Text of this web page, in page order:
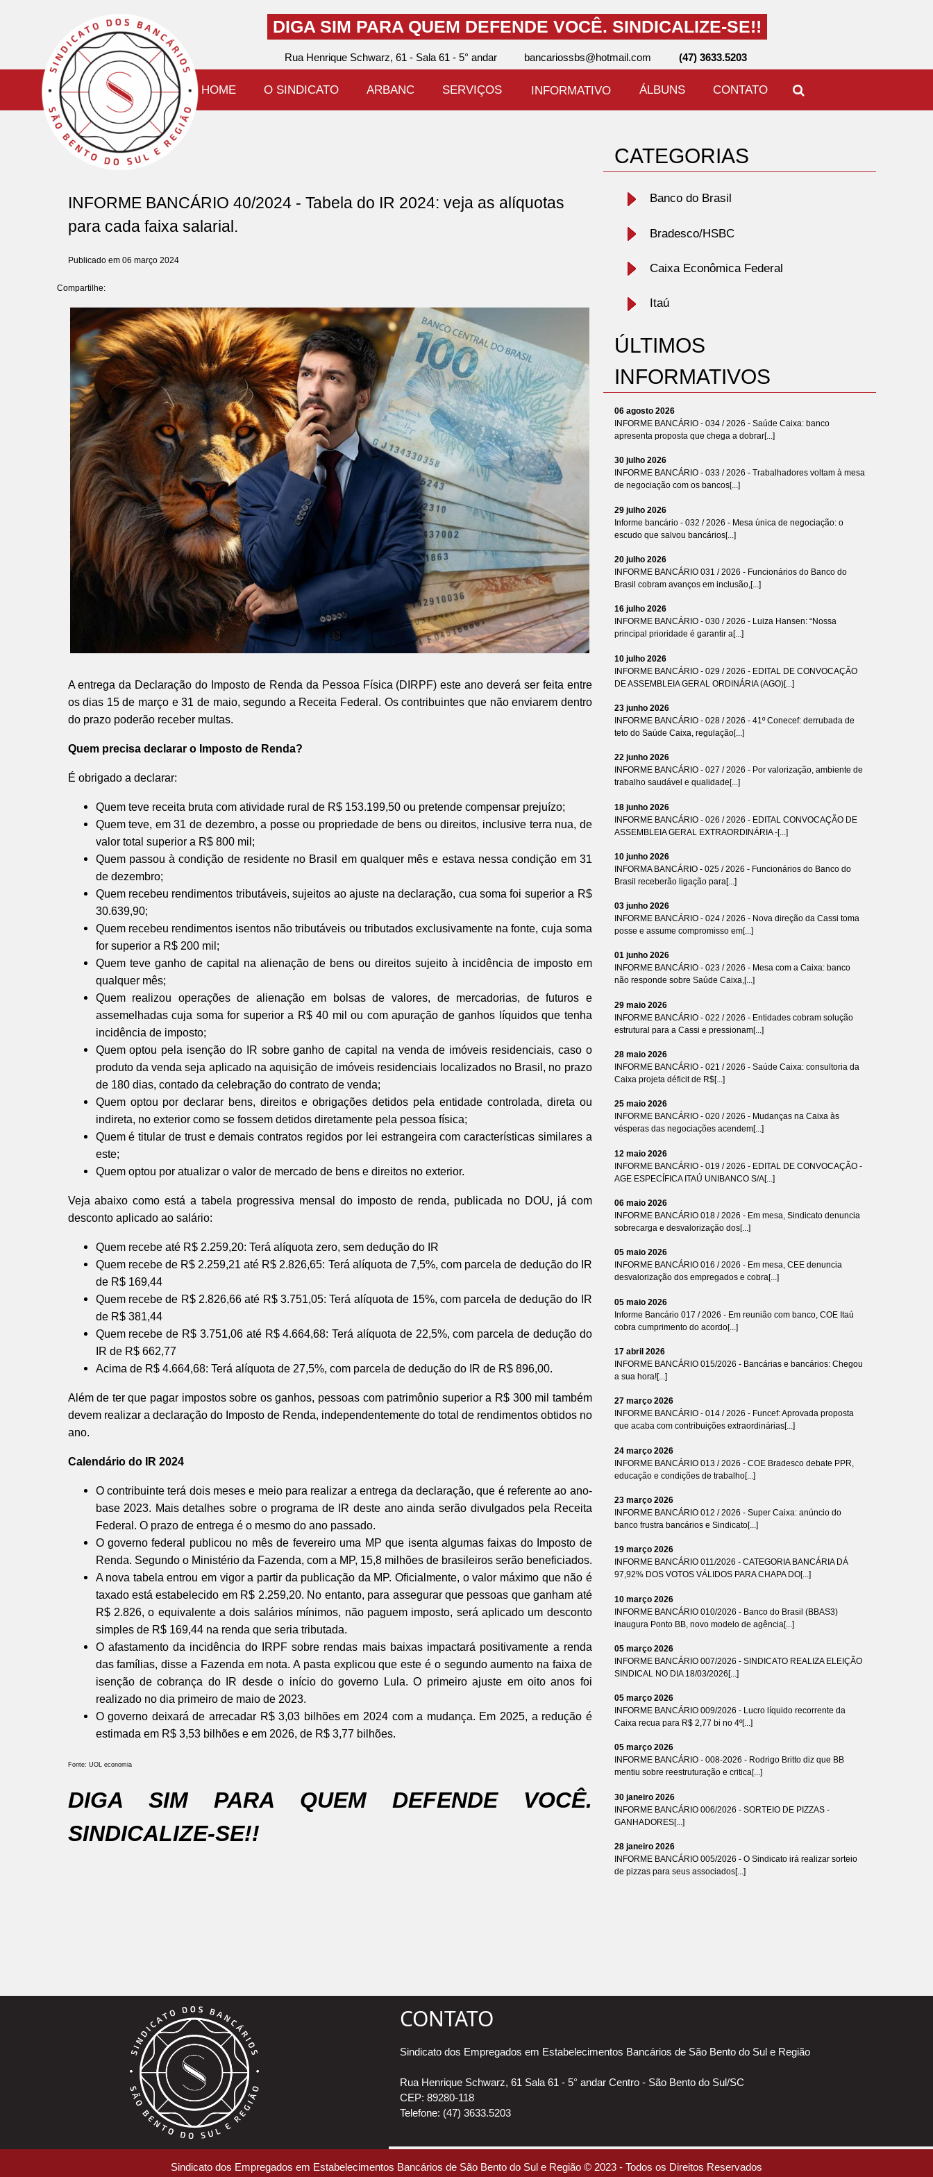
DIGA SIM PARA QUEM DEFENDE VOCÊ. SINDICALIZE-SE!!
Rua Henrique Schwarz, 61 - Sala 61 - 5° andar bancariossbs@hotmail.com (47) 3633.5203
HOME O SINDICATO ARBANC SERVIÇOS INFORMATIVO ÁLBUNS CONTATO
INFORME BANCÁRIO 40/2024 - Tabela do IR 2024: veja as alíquotas
para cada faixa salarial.
Publicado em 06 março 2024
Compartilhe:
A entrega da Declaração do Imposto de Renda da Pessoa Física (DIRPF) este ano deverá ser feita entre
os dias 15 de março e 31 de maio, segundo a Receita Federal. Os contribuintes que não enviarem dentro
do prazo poderão receber multas.
Quem precisa declarar o Imposto de Renda?
É obrigado a declarar:
Quem teve receita bruta com atividade rural de R$ 153.199,50 ou pretende compensar prejuízo;
Quem teve, em 31 de dezembro, a posse ou propriedade de bens ou direitos, inclusive terra nua, de
valor total superior a R$ 800 mil;
Quem passou à condição de residente no Brasil em qualquer mês e estava nessa condição em 31
de dezembro;
Quem recebeu rendimentos tributáveis, sujeitos ao ajuste na declaração, cua soma foi superior a R$
30.639,90;
Quem recebeu rendimentos isentos não tributáveis ou tributados exclusivamente na fonte, cuja soma
for superior a R$ 200 mil;
Quem teve ganho de capital na alienação de bens ou direitos sujeito à incidência de imposto em
qualquer mês;
Quem realizou operações de alienação em bolsas de valores, de mercadorias, de futuros e
assemelhadas cuja soma for superior a R$ 40 mil ou com apuração de ganhos líquidos que tenha
incidência de imposto;
Quem optou pela isenção do IR sobre ganho de capital na venda de imóveis residenciais, caso o
produto da venda seja aplicado na aquisição de imóveis residenciais localizados no Brasil, no prazo
de 180 dias, contado da celebração do contrato de venda;
Quem optou por declarar bens, direitos e obrigações detidos pela entidade controlada, direta ou
indireta, no exterior como se fossem detidos diretamente pela pessoa física;
Quem é titular de trust e demais contratos regidos por lei estrangeira com características similares a
este;
Quem optou por atualizar o valor de mercado de bens e direitos no exterior.
Veja abaixo como está a tabela progressiva mensal do imposto de renda, publicada no DOU, já com
desconto aplicado ao salário:
Quem recebe até R$ 2.259,20: Terá alíquota zero, sem dedução do IR
Quem recebe de R$ 2.259,21 até R$ 2.826,65: Terá alíquota de 7,5%, com parcela de dedução do IR
de R$ 169,44
Quem recebe de R$ 2.826,66 até R$ 3.751,05: Terá alíquota de 15%, com parcela de dedução do IR
de R$ 381,44
Quem recebe de R$ 3.751,06 até R$ 4.664,68: Terá alíquota de 22,5%, com parcela de dedução do
IR de R$ 662,77
Acima de R$ 4.664,68: Terá alíquota de 27,5%, com parcela de dedução do IR de R$ 896,00.
Além de ter que pagar impostos sobre os ganhos, pessoas com patrimônio superior a R$ 300 mil também
devem realizar a declaração do Imposto de Renda, independentemente do total de rendimentos obtidos no
ano.
Calendário do IR 2024
O contribuinte terá dois meses e meio para realizar a entrega da declaração, que é referente ao ano-
base 2023. Mais detalhes sobre o programa de IR deste ano ainda serão divulgados pela Receita
Federal. O prazo de entrega é o mesmo do ano passado.
O governo federal publicou no mês de fevereiro uma MP que isenta algumas faixas do Imposto de
Renda. Segundo o Ministério da Fazenda, com a MP, 15,8 milhões de brasileiros serão beneficiados.
A nova tabela entrou em vigor a partir da publicação da MP. Oficialmente, o valor máximo que não é
taxado está estabelecido em R$ 2.259,20. No entanto, para assegurar que pessoas que ganham até
R$ 2.826, o equivalente a dois salários mínimos, não paguem imposto, será aplicado um desconto
simples de R$ 169,44 na renda que seria tributada.
O afastamento da incidência do IRPF sobre rendas mais baixas impactará positivamente a renda
das famílias, disse a Fazenda em nota. A pasta explicou que este é o segundo aumento na faixa de
isenção de cobrança do IR desde o início do governo Lula. O primeiro ajuste em oito anos foi
realizado no dia primeiro de maio de 2023.
O governo deixará de arrecadar R$ 3,03 bilhões em 2024 com a mudança. Em 2025, a redução é
estimada em R$ 3,53 bilhões e em 2026, de R$ 3,77 bilhões.
Fonte: UOL economia
DIGA SIM PARA QUEM DEFENDE VOCÊ.
SINDICALIZE-SE!!
CATEGORIAS
Banco do Brasil
Bradesco/HSBC
Caixa Econômica Federal
Itaú
ÚLTIMOS
INFORMATIVOS
06 agosto 2026
INFORME BANCÁRIO - 034 / 2026 - Saúde Caixa: banco
apresenta proposta que chega a dobrar[...]
30 julho 2026
INFORME BANCÁRIO - 033 / 2026 - Trabalhadores voltam à mesa
de negociação com os bancos[...]
29 julho 2026
Informe bancário - 032 / 2026 - Mesa única de negociação: o
escudo que salvou bancários[...]
20 julho 2026
INFORME BANCÁRIO 031 / 2026 - Funcionários do Banco do
Brasil cobram avanços em inclusão,[...]
16 julho 2026
INFORME BANCÁRIO - 030 / 2026 - Luiza Hansen: “Nossa
principal prioridade é garantir a[...]
10 julho 2026
INFORME BANCÁRIO - 029 / 2026 - EDITAL DE CONVOCAÇÃO
DE ASSEMBLEIA GERAL ORDINÁRIA (AGO)[...]
23 junho 2026
INFORME BANCÁRIO - 028 / 2026 - 41º Conecef: derrubada de
teto do Saúde Caixa, regulação[...]
22 junho 2026
INFORME BANCÁRIO - 027 / 2026 - Por valorização, ambiente de
trabalho saudável e qualidade[...]
18 junho 2026
INFORME BANCÁRIO - 026 / 2026 - EDITAL CONVOCAÇÃO DE
ASSEMBLEIA GERAL EXTRAORDINÁRIA -[...]
10 junho 2026
INFORMA BANCÁRIO - 025 / 2026 - Funcionários do Banco do
Brasil receberão ligação para[...]
03 junho 2026
INFORME BANCÁRIO - 024 / 2026 - Nova direção da Cassi toma
posse e assume compromisso em[...]
01 junho 2026
INFORME BANCÁRIO - 023 / 2026 - Mesa com a Caixa: banco
não responde sobre Saúde Caixa,[...]
29 maio 2026
INFORME BANCÁRIO - 022 / 2026 - Entidades cobram solução
estrutural para a Cassi e pressionam[...]
28 maio 2026
INFORME BANCÁRIO - 021 / 2026 - Saúde Caixa: consultoria da
Caixa projeta déficit de R$[...]
25 maio 2026
INFORME BANCÁRIO - 020 / 2026 - Mudanças na Caixa às
vésperas das negociações acendem[...]
12 maio 2026
INFORME BANCÁRIO - 019 / 2026 - EDITAL DE CONVOCAÇÃO -
AGE ESPECÍFICA ITAÚ UNIBANCO S/A[...]
06 maio 2026
INFORME BANCÁRIO 018 / 2026 - Em mesa, Sindicato denuncia
sobrecarga e desvalorização dos[...]
05 maio 2026
INFORME BANCÁRIO 016 / 2026 - Em mesa, CEE denuncia
desvalorização dos empregados e cobra[...]
05 maio 2026
Informe Bancário 017 / 2026 - Em reunião com banco, COE Itaú
cobra cumprimento do acordo[...]
17 abril 2026
INFORME BANCÁRIO 015/2026 - Bancárias e bancários: Chegou
a sua hora![...]
27 março 2026
INFORME BANCÁRIO - 014 / 2026 - Funcef: Aprovada proposta
que acaba com contribuições extraordinárias[...]
24 março 2026
INFORME BANCÁRIO 013 / 2026 - COE Bradesco debate PPR,
educação e condições de trabalho[...]
23 março 2026
INFORME BANCÁRIO 012 / 2026 - Super Caixa: anúncio do
banco frustra bancários e Sindicato[...]
19 março 2026
INFORME BANCÁRIO 011/2026 - CATEGORIA BANCÁRIA DÁ
97,92% DOS VOTOS VÁLIDOS PARA CHAPA DO[...]
10 março 2026
INFORME BANCÁRIO 010/2026 - Banco do Brasil (BBAS3)
inaugura Ponto BB, novo modelo de agência[...]
05 março 2026
INFORME BANCÁRIO 007/2026 - SINDICATO REALIZA ELEIÇÃO
SINDICAL NO DIA 18/03/2026[...]
05 março 2026
INFORME BANCÁRIO 009/2026 - Lucro líquido recorrente da
Caixa recua para R$ 2,77 bi no 4º[...]
05 março 2026
INFORME BANCÁRIO - 008-2026 - Rodrigo Britto diz que BB
mentiu sobre reestruturação e critica[...]
30 janeiro 2026
INFORME BANCÁRIO 006/2026 - SORTEIO DE PIZZAS -
GANHADORES[...]
28 janeiro 2026
INFORME BANCÁRIO 005/2026 - O Sindicato irá realizar sorteio
de pizzas para seus associados[...]
CONTATO
Sindicato dos Empregados em Estabelecimentos Bancários de São Bento do Sul e Região
Rua Henrique Schwarz, 61 Sala 61 - 5° andar Centro - São Bento do Sul/SC
CEP: 89280-118
Telefone: (47) 3633.5203
Sindicato dos Empregados em Estabelecimentos Bancários de São Bento do Sul e Região © 2023 - Todos os Direitos Reservados